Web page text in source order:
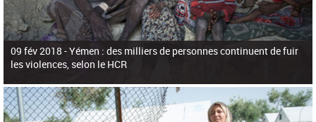
09 fév 2018 -Yémen : des milliers de personnes continuent de fuir
les violences, selon le HCR